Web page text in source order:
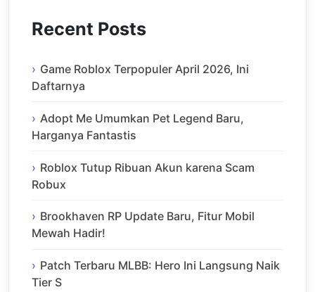
Recent Posts
Game Roblox Terpopuler April 2026, Ini
Daftarnya
Adopt Me Umumkan Pet Legend Baru,
Harganya Fantastis
Roblox Tutup Ribuan Akun karena Scam
Robux
Brookhaven RP Update Baru, Fitur Mobil
Mewah Hadir!
Patch Terbaru MLBB: Hero Ini Langsung Naik
Tier S